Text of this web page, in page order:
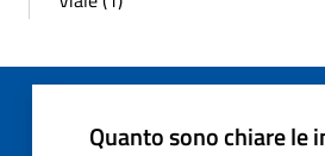
Quanto sono chiare le